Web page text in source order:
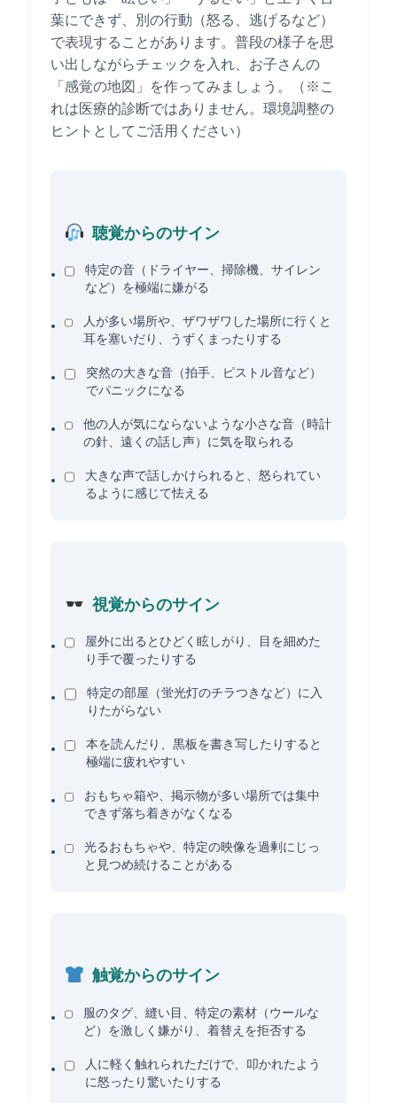
葉にできず、別の行動（怒る、逃げるなど）
で表現することがあります。普段の様子を思
い出しながらチェックを入れ、お子さんの
「感覚の地図」を作ってみましょう。（※こ
れは医療的診断ではありません。環境調整の
ヒントとしてご活用ください）
聴覚からのサイン
特定の音（ドライヤー、掃除機、サイレン
など）を極端に嫌がる
人が多い場所や、ザワザワした場所に行くと
耳を塞いだり、うずくまったりする
突然の大きな音（拍手、ピストル音など）
でパニックになる
他の人が気にならないような小さな音（時計
の針、遠くの話し声）に気を取られる
大きな声で話しかけられると、怒られてい
るように感じて怯える
視覚からのサイン
屋外に出るとひどく眩しがり、目を細めた
り手で覆ったりする
特定の部屋（蛍光灯のチラつきなど）に入
りたがらない
本を読んだり、黒板を書き写したりすると
極端に疲れやすい
おもちゃ箱や、掲示物が多い場所では集中
できず落ち着きがなくなる
光るおもちゃや、特定の映像を過剰にじっ
と見つめ続けることがある
触覚からのサイン
服のタグ、縫い目、特定の素材（ウールな
ど）を激しく嫌がり、着替えを拒否する
人に軽く触れられただけで、叩かれたよう
に怒ったり驚いたりする